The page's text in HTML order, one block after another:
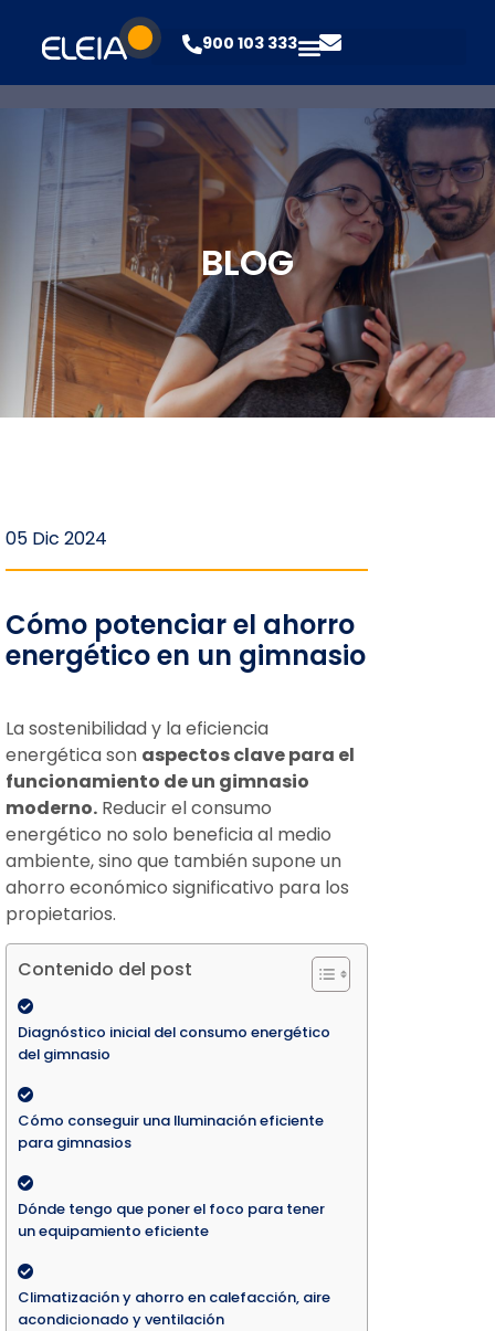
900 103 333
BLOG
05 Dic 2024
Cómo potenciar el ahorro
energético en un gimnasio
La sostenibilidad y la eficiencia
energética son aspectos clave para el
funcionamiento de un gimnasio
moderno. Reducir el consumo
energético no solo beneficia al medio
ambiente, sino que también supone un
ahorro económico significativo para los
propietarios.
Contenido del post
Diagnóstico inicial del consumo energético
del gimnasio
Cómo conseguir una Iluminación eficiente
para gimnasios
Dónde tengo que poner el foco para tener
un equipamiento eficiente
Climatización y ahorro en calefacción, aire
acondicionado y ventilación